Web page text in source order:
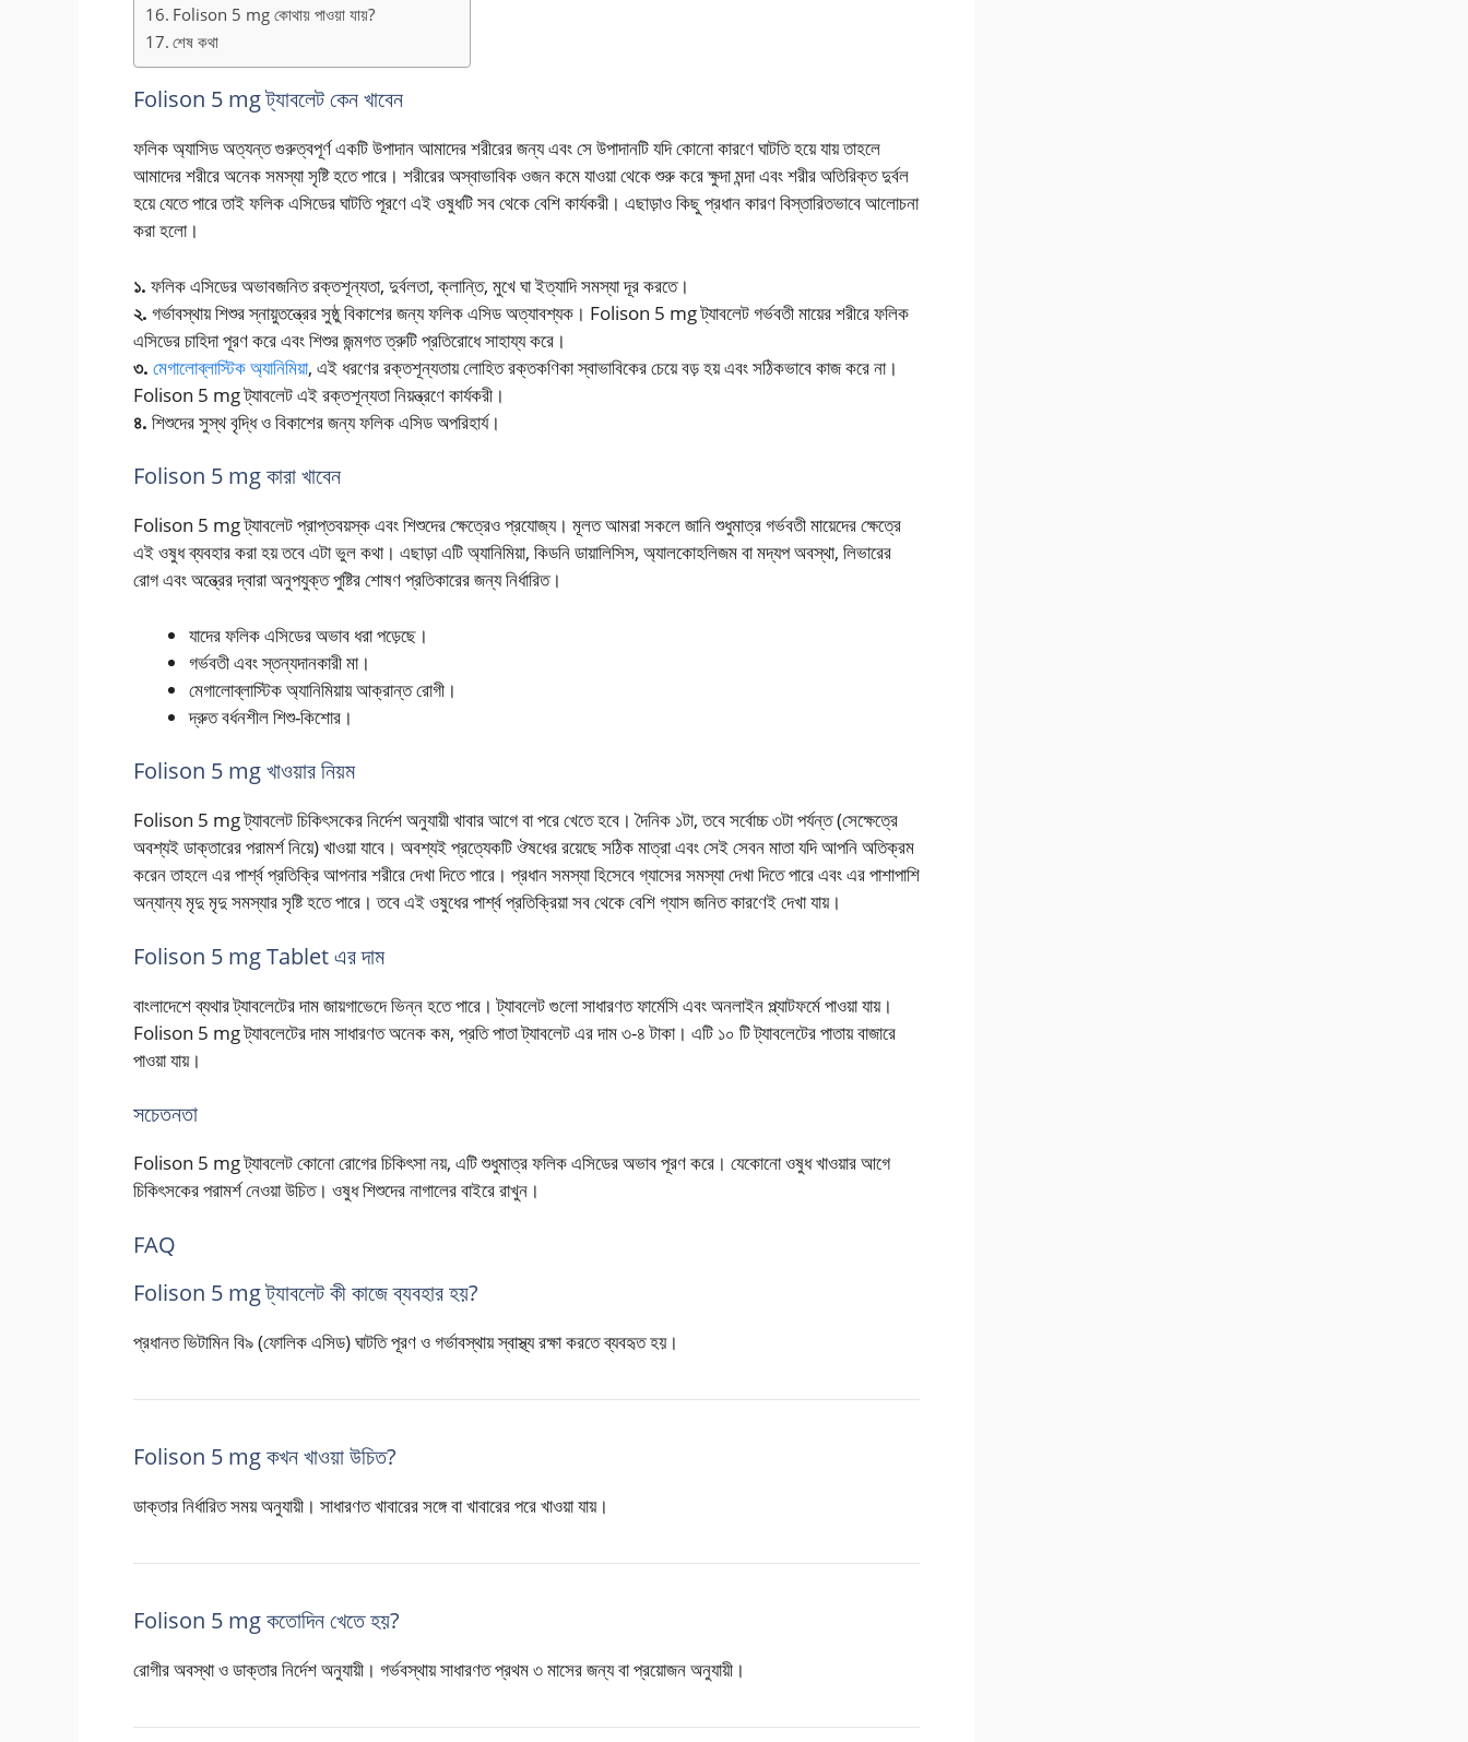
Folison 5 mg কোথায় পাওয়া যায়?
শেষ কথা
Folison 5 mg ট্যাবলেট কেন খাবেন
ফলিক অ্যাসিড অত্যন্ত গুরুত্বপূর্ণ একটি উপাদান আমাদের শরীরের জন্য এবং সে উপাদানটি যদি কোনো কারণে ঘাটতি হয়ে যায় তাহলে
আমাদের শরীরে অনেক সমস্যা সৃষ্টি হতে পারে। শরীরের অস্বাভাবিক ওজন কমে যাওয়া থেকে শুরু করে ক্ষুদা মন্দা এবং শরীর অতিরিক্ত দুর্বল
হয়ে যেতে পারে তাই ফলিক এসিডের ঘাটতি পূরণে এই ওষুধটি সব থেকে বেশি কার্যকরী। এছাড়াও কিছু প্রধান কারণ বিস্তারিতভাবে আলোচনা
করা হলো।
১. ফলিক এসিডের অভাবজনিত রক্তশূন্যতা, দুর্বলতা, ক্লান্তি, মুখে ঘা ইত্যাদি সমস্যা দূর করতে।
২. গর্ভাবস্থায় শিশুর স্নায়ুতন্ত্রের সুষ্ঠু বিকাশের জন্য ফলিক এসিড অত্যাবশ্যক। Folison 5 mg ট্যাবলেট গর্ভবতী মায়ের শরীরে ফলিক
এসিডের চাহিদা পূরণ করে এবং শিশুর জন্মগত ত্রুটি প্রতিরোধে সাহায্য করে।
৩. মেগালোব্লাস্টিক অ্যানিমিয়া, এই ধরণের রক্তশূন্যতায় লোহিত রক্তকণিকা স্বাভাবিকের চেয়ে বড় হয় এবং সঠিকভাবে কাজ করে না।
Folison 5 mg ট্যাবলেট এই রক্তশূন্যতা নিয়ন্ত্রণে কার্যকরী।
৪. শিশুদের সুস্থ বৃদ্ধি ও বিকাশের জন্য ফলিক এসিড অপরিহার্য।
Folison 5 mg কারা খাবেন
Folison 5 mg ট্যাবলেট প্রাপ্তবয়স্ক এবং শিশুদের ক্ষেত্রেও প্রযোজ্য। মূলত আমরা সকলে জানি শুধুমাত্র গর্ভবতী মায়েদের ক্ষেত্রে
এই ওষুধ ব্যবহার করা হয় তবে এটা ভুল কথা। এছাড়া এটি অ্যানিমিয়া, কিডনি ডায়ালিসিস, অ্যালকোহলিজম বা মদ্যপ অবস্থা, লিভারের
রোগ এবং অন্ত্রের দ্বারা অনুপযুক্ত পুষ্টির শোষণ প্রতিকারের জন্য নির্ধারিত।
যাদের ফলিক এসিডের অভাব ধরা পড়েছে।
গর্ভবতী এবং স্তন্যদানকারী মা।
মেগালোব্লাস্টিক অ্যানিমিয়ায় আক্রান্ত রোগী।
দ্রুত বর্ধনশীল শিশু-কিশোর।
Folison 5 mg খাওয়ার নিয়ম
Folison 5 mg ট্যাবলেট চিকিৎসকের নির্দেশ অনুযায়ী খাবার আগে বা পরে খেতে হবে। দৈনিক ১টা, তবে সর্বোচ্চ ৩টা পর্যন্ত (সেক্ষেত্রে
অবশ্যই ডাক্তারের পরামর্শ নিয়ে) খাওয়া যাবে। অবশ্যই প্রত্যেকটি ঔষধের রয়েছে সঠিক মাত্রা এবং সেই সেবন মাতা যদি আপনি অতিক্রম
করেন তাহলে এর পার্শ্ব প্রতিক্রি আপনার শরীরে দেখা দিতে পারে। প্রধান সমস্যা হিসেবে গ্যাসের সমস্যা দেখা দিতে পারে এবং এর পাশাপাশি
অন্যান্য মৃদু মৃদু সমস্যার সৃষ্টি হতে পারে। তবে এই ওষুধের পার্শ্ব প্রতিক্রিয়া সব থেকে বেশি গ্যাস জনিত কারণেই দেখা যায়।
Folison 5 mg Tablet এর দাম
বাংলাদেশে ব্যথার ট্যাবলেটের দাম জায়গাভেদে ভিন্ন হতে পারে। ট্যাবলেট গুলো সাধারণত ফার্মেসি এবং অনলাইন প্ল্যাটফর্মে পাওয়া যায়।
Folison 5 mg ট্যাবলেটের দাম সাধারণত অনেক কম, প্রতি পাতা ট্যাবলেট এর দাম ৩-৪ টাকা। এটি ১০ টি ট্যাবলেটের পাতায় বাজারে
পাওয়া যায়।
সচেতনতা
Folison 5 mg ট্যাবলেট কোনো রোগের চিকিৎসা নয়, এটি শুধুমাত্র ফলিক এসিডের অভাব পূরণ করে। যেকোনো ওষুধ খাওয়ার আগে
চিকিৎসকের পরামর্শ নেওয়া উচিত। ওষুধ শিশুদের নাগালের বাইরে রাখুন।
FAQ
Folison 5 mg ট্যাবলেট কী কাজে ব্যবহার হয়?
প্রধানত ভিটামিন বি৯ (ফোলিক এসিড) ঘাটতি পূরণ ও গর্ভাবস্থায় স্বাস্থ্য রক্ষা করতে ব্যবহৃত হয়।
Folison 5 mg কখন খাওয়া উচিত?
ডাক্তার নির্ধারিত সময় অনুযায়ী। সাধারণত খাবারের সঙ্গে বা খাবারের পরে খাওয়া যায়।
Folison 5 mg কতোদিন খেতে হয়?
রোগীর অবস্থা ও ডাক্তার নির্দেশ অনুযায়ী। গর্ভবস্থায় সাধারণত প্রথম ৩ মাসের জন্য বা প্রয়োজন অনুযায়ী।